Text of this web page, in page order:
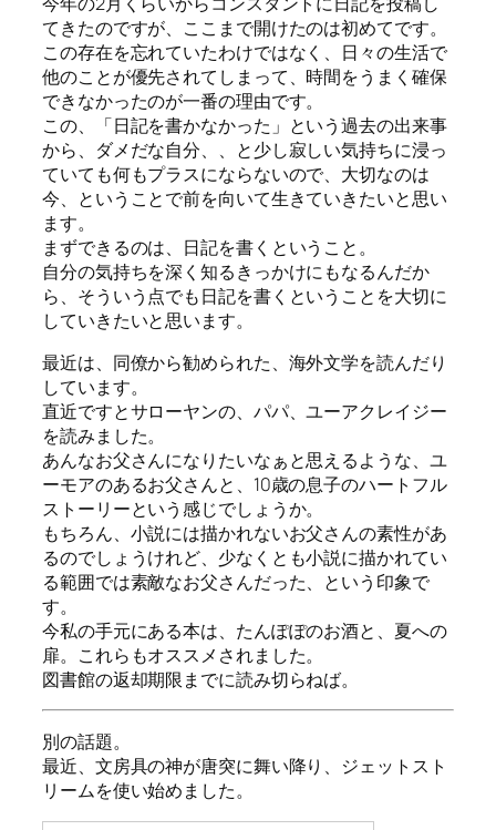
てきたのですが、ここまで開けたのは初めてです。
この存在を忘れていたわけではなく、日々の生活で
他のことが優先されてしまって、時間をうまく確保
できなかったのが一番の理由です。
この、「日記を書かなかった」という過去の出来事
から、ダメだな自分、、と少し寂しい気持ちに浸っ
ていても何もプラスにならないので、大切なのは
今、ということで前を向いて生きていきたいと思い
ます。
まずできるのは、日記を書くということ。
自分の気持ちを深く知るきっかけにもなるんだか
ら、そういう点でも日記を書くということを大切に
していきたいと思います。
最近は、同僚から勧められた、海外文学を読んだり
しています。
直近ですとサローヤンの、パパ、ユーアクレイジー
を読みました。
あんなお父さんになりたいなぁと思えるような、ユ
ーモアのあるお父さんと、10歳の息子のハートフル
ストーリーという感じでしょうか。
もちろん、小説には描かれないお父さんの素性があ
るのでしょうけれど、少なくとも小説に描かれてい
る範囲では素敵なお父さんだった、という印象で
す。
今私の手元にある本は、たんぽぽのお酒と、夏への
扉。これらもオススメされました。
図書館の返却期限までに読み切らねば。
別の話題。
最近、文房具の神が唐突に舞い降り、ジェットスト
リームを使い始めました。